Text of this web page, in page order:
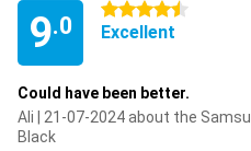
9.0
4.5 stars
Excellent
Could have been better.
Ali | 21-07-2024 about the
Black